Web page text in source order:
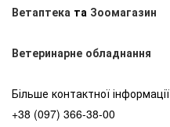
Ветаптека та Зоомагазин
Ветеринарне обладнання
Більше контактної інформації
+38 (097) 366-38-00